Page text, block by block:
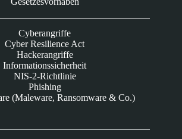
Cyberangriffe
Cyber Resilience Act
Hackerangriffe
Informationssicherheit
NIS-2-Richtlinie
Phishing
(Maleware, Ransomware & Co.)